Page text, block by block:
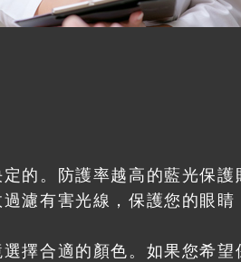
的。防護率越高的藍光保
濾有害光線，保護您的眼
擇合適的顏色。如果您希